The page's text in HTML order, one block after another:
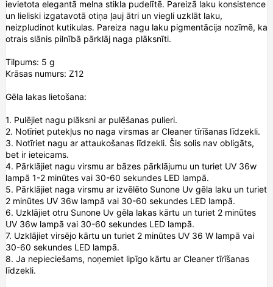
ievietota elegantā melna stikla pudelītē. Pareizā laku konsistence
un lieliski izgatavotā otiņa ļauj ātri un viegli uzklāt laku,
neizpludinot kutikulas. Pareiza nagu laku pigmentācija nozīmē, ka
otrais slānis pilnībā pārklāj naga plāksnīti.
Tilpums: 5 g
Krāsas numurs: Z12
Gēla lakas lietošana:
1. Pulējiet nagu plāksni ar pulēšanas pulieri.
2. Notīriet putekļus no naga virsmas ar Cleaner tīrīšanas līdzekli.
3. Notīriet nagu ar attaukošanas līdzekli. Šis solis nav obligāts,
bet ir ieteicams.
4. Pārklājiet nagu virsmu ar bāzes pārklājumu un turiet UV 36w
lampā 1-2 minūtes vai 30-60 sekundes LED lampā.
5. Pārklājiet naga virsmu ar izvēlēto Sunone Uv gēla laku un turiet
2 minūtes UV 36w lampā vai 30-60 sekundes LED lampā.
6. Uzklājiet otru Sunone Uv gēla lakas kārtu un turiet 2 minūtes
UV 36w lampā vai 30-60 sekundes LED lampā.
7. Uzklājiet virsējo kārtu un turiet 2 minūtes UV 36 W lampā vai
30-60 sekundes LED lampā.
8. Ja nepieciešams, noņemiet lipīgo kārtu ar Cleaner tīrīšanas
līdzekli.